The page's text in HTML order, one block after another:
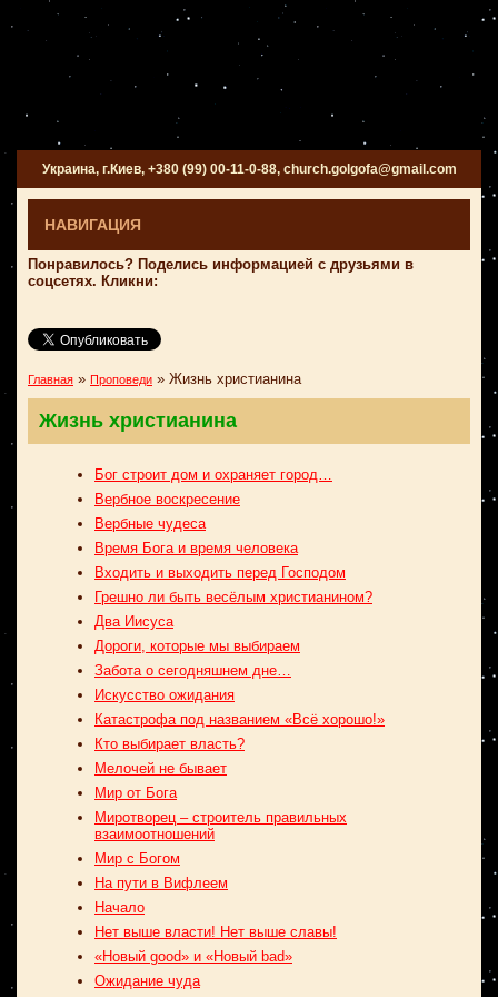
Украина, г.Киев, +380 (99) 00-11-0-88, church.golgofa@gmail.com
НАВИГАЦИЯ
Понравилось? Поделись информацией с друзьями в
соцсетях. Кликни:
Главная » Проповеди » Жизнь христианина
Жизнь христианина
Бог строит дом и охраняет город…
Вербное воскресение
Вербные чудеса
Время Бога и время человека
Входить и выходить перед Господом
Грешно ли быть весёлым христианином?
Два Иисуса
Дороги, которые мы выбираем
Забота о сегодняшнем дне…
Искусство ожидания
Катастрофа под названием «Всё хорошо!»
Кто выбирает власть?
Мелочей не бывает
Мир от Бога
Миротворец – строитель правильных
взаимоотношений
Мир с Богом
На пути в Вифлеем
Начало
Нет выше власти! Нет выше славы!
«Новый good» и «Новый bad»
Ожидание чуда